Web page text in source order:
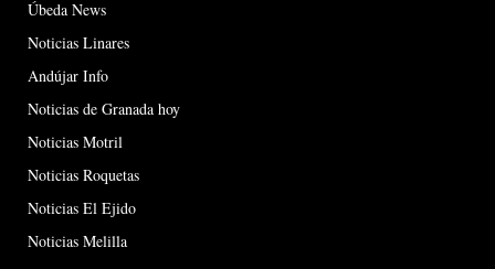
Úbeda News
Noticias Linares
Andújar Info
Noticias de Granada hoy
Noticias Motril
Noticias Roquetas
Noticias El Ejido
Noticias Melilla